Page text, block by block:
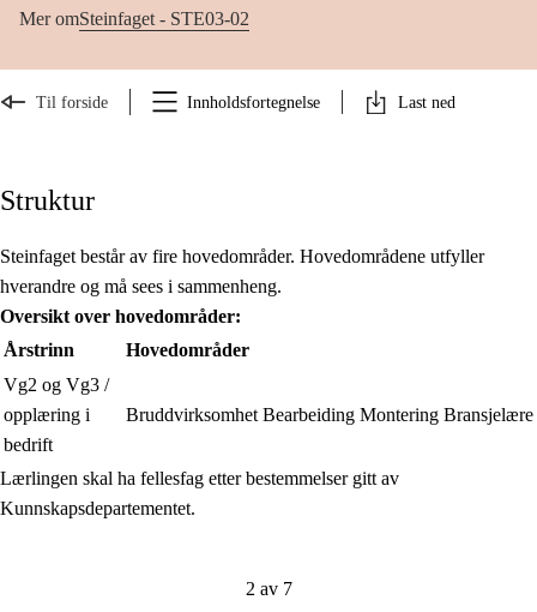
Mer omSteinfaget - STE03-02
Til forside Innholdsfortegnelse Last ned
Struktur
Steinfaget består av fire hovedområder. Hovedområdene utfyller
hverandre og må sees i sammenheng.
Oversikt over hovedområder:
Årstrinn
Hovedområder
Vg2 og Vg3 /
opplæring i
bedrift
Bruddvirksomhet Bearbeiding Montering Bransjelære
Lærlingen skal ha fellesfag etter bestemmelser gitt av
Kunnskapsdepartementet.
2 av 7